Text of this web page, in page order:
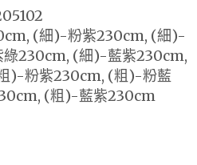
(細)-粉紫230cm, (細)-
230cm, (細)-藍紫230cm,
)-粉紫230cm, (粗)-粉藍
(粗)-藍紫230cm